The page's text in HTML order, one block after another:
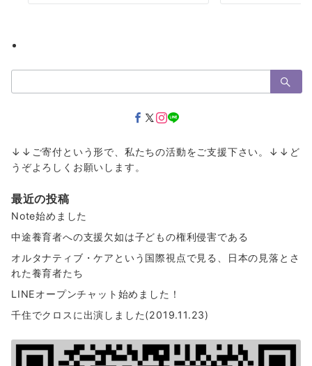
索：
↓↓ご寄付という形で、私たちの活動をご支援下さい。↓↓ど
うぞよろしくお願いします。
最近の投稿
Note始めました
中途養育者への支援欠如は子どもの権利侵害である
オルタナティブ・ケアという国際視点で見る、日本の見落とさ
れた養育者たち
LINEオープンチャット始めました！
千住でクロスに出演しました(2019.11.23)